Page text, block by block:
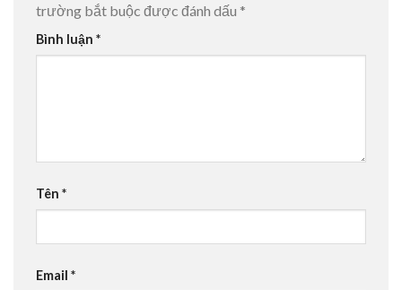
trường bắt buộc được đánh dấu *
Bình luận *
Tên *
Email *